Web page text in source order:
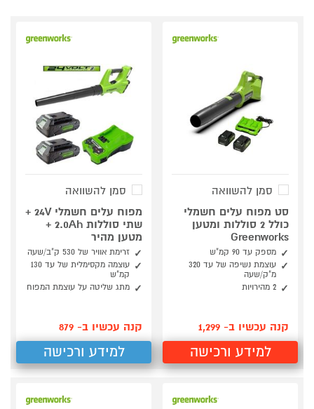
סמן להשוואה
סט מפוח עלים חשמלי
כולל 2 סוללות ומטען
Greenworks
מספק עד 90 קמ"ש
עוצמת נשיפה של עד 320
מ"ק/שעה
2 מהירויות
קנה עכשיו ב- 1,299
למידע ורכישה
סמן להשוואה
מפוח עלים חשמלי 24V +
שתי סוללות 2.0Ah +
מטען מהיר
זרימת אוויר של 530 ק"ב/שעה
עוצמה מקסימלית של עד 130
קמ"ש
מתג שליטה על עוצמת המפוח
קנה עכשיו ב- 879
למידע ורכישה